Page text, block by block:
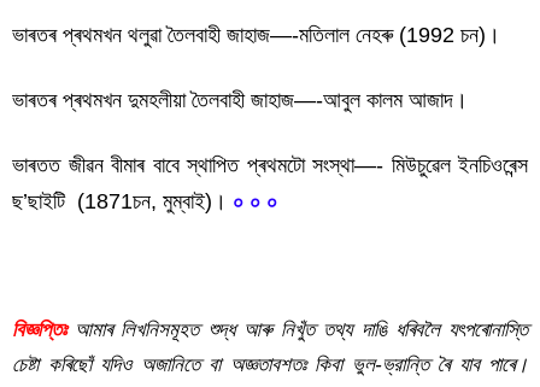
ভাৰতৰ প্ৰথমখন থলুৱা তৈলবাহী জাহাজ—-মতিলাল নেহৰু (1992 চন)।
ভাৰতৰ প্ৰথমখন দুমহলীয়া তৈলবাহী জাহাজ—-আবুল কালম আজাদ।
ভাৰতত জীৱন বীমাৰ বাবে স্থাপিত প্ৰথমটো সংস্থা—- মিউচুৱেল ইনচিওৰেন্স
ছ’ছাইটি (1871চন, মুম্বাই)। ০ ০ ০
বিজ্ঞপ্তিঃআমাৰ লিখনিসমূহত শুদ্ধ আৰু নিখুঁত তথ্য দাঙি ধৰিবলৈ যৎপৰোনাস্তি
চেষ্টা কৰিছোঁ যদিও অজানিতে বা অজ্ঞতাবশতঃ কিবা ভুল-ভ্রান্তি ৰৈ যাব পাৰে।